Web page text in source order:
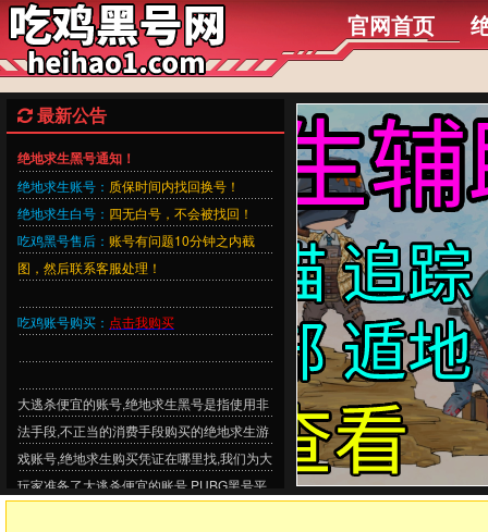
官网首页
最新公告
绝地求生黑号通知！
绝地求生账号： 质保时间内找回换号！
绝地求生白号： 四无白号，不会被找回！
吃鸡黑号售后： 账号有问题10分钟之内截
图，然后联系客服处理！
吃鸡账号购买： 点击我购买
大逃杀便宜的账号,绝地求生黑号是指使用非
法手段,不正当的消费手段购买的绝地求生游
戏账号,绝地求生购买凭证在哪里找,我们为大
玩家准备了大逃杀便宜的账号,PUBG黑号平